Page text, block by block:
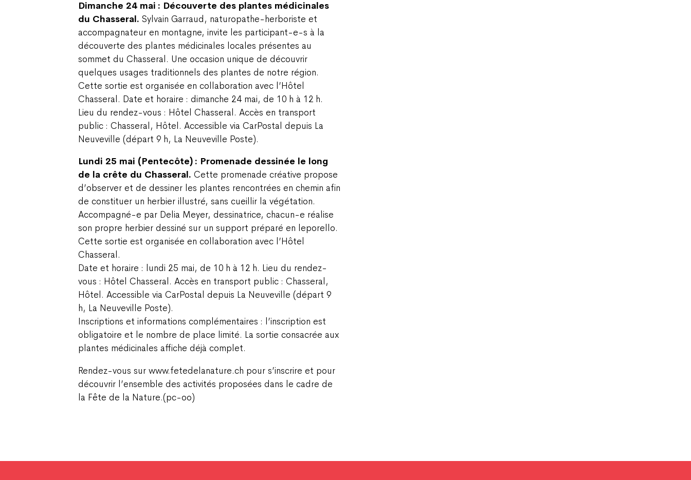
Dimanche 24 mai : Découverte des plantes médicinales
du Chasseral. Sylvain Garraud, naturopathe-herboriste et
accompagnateur en montagne, invite les participant-e-s à la
découverte des plantes médicinales locales présentes au
sommet du Chasseral. Une occasion unique de découvrir
quelques usages traditionnels des plantes de notre région.
Cette sortie est organisée en collaboration avec l’Hôtel
Chasseral. Date et horaire : dimanche 24 mai, de 10 h à 12 h.
Lieu du rendez-vous : Hôtel Chasseral. Accès en transport
public : Chasseral, Hôtel. Accessible via CarPostal depuis La
Neuveville (départ 9 h, La Neuveville Poste).
Lundi 25 mai (Pentecôte) : Promenade dessinée le long
de la crête du Chasseral. Cette promenade créative propose
d’observer et de dessiner les plantes rencontrées en chemin afin
de constituer un herbier illustré, sans cueillir la végétation.
Accompagné-e par Delia Meyer, dessinatrice, chacun-e réalise
son propre herbier dessiné sur un support préparé en leporello.
Cette sortie est organisée en collaboration avec l’Hôtel
Chasseral.
Date et horaire : lundi 25 mai, de 10 h à 12 h. Lieu du rendez-
vous : Hôtel Chasseral. Accès en transport public : Chasseral,
Hôtel. Accessible via CarPostal depuis La Neuveville (départ 9
h, La Neuveville Poste).
Inscriptions et informations complémentaires : l’inscription est
obligatoire et le nombre de place limité. La sortie consacrée aux
plantes médicinales affiche déjà complet.
Rendez-vous sur www.fetedelanature.ch pour s’inscrire et pour
découvrir l’ensemble des activités proposées dans le cadre de
la Fête de la Nature.(pc-oo)